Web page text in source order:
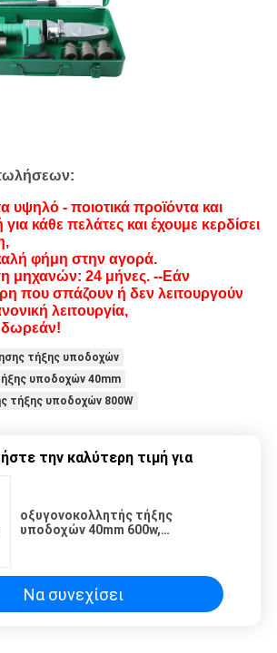
υψηλό - ποιοτικά προϊόντα και
κάθε πελάτες και έχουμε κερδίσει
φήμη στην αγορά.
μηχανών: 24 μήνες. --Εάν
που σπάζουν ή δεν λειτουργούν
λειτουργία,
δωρεάν!
τήξης υποδοχών
υποδοχών 40mm
τήξης υποδοχών 800W
την καλύτερη τιμή για
οξυγονοκολλητής τήξης
υποδοχών 40mm 600w,
Να συνεχίσει